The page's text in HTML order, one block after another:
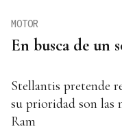
En busca de un
MOTOR
Stellantis pretende
su prioridad son las
Ram